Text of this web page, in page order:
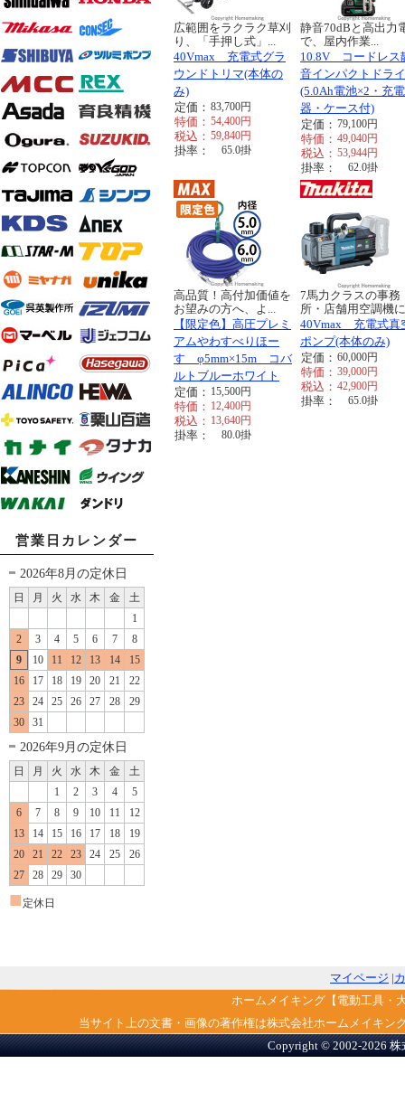
営業日カレンダー
2026年8月の定休日
日 月 火 水 木 金
土
1
2
3 4 5 6 7
8
9
10 11 12 13 14
15
16
17 18 19 20 21
22
23
24 25 26 27 28
29
30
31
2026年9月の定休日
日 月 火 水 木 金
土
1
2 3 4
5
6
7 8 9 10 11
12
13
14 15 16 17 18
19
20
21 22 23 24 25
26
27
28 29 30
■ 定休日
広範囲をラクラク草刈
り、「手押し式」...
40Vmax 充電式グラ
ウンドトリマ(本体の
み)
定価： 83,700円
特価： 54,400円
税込： 59,840円
掛率： 65.0掛
静音70dBと高出力
で、屋内作業...
10.8V コードレス
音インパクトドラ
(5.0Ah電池×2・充電
器・ケース付)
定価： 79,100円
特価： 49,040円
税込： 53,944円
掛率： 62.0掛
高品質！高付加価値を
お望みの方へ、よ...
【限定色】高圧プレミ
アムやわすべりほー
す φ5mm×15m コバ
ルトブルーホワイト
定価： 15,500円
特価： 12,400円
税込： 13,640円
掛率： 80.0掛
7馬力クラスの事務
所・店舗用空調機
40Vmax 充電式真
ポンプ(本体のみ)
定価： 60,000円
特価： 39,000円
税込： 42,900円
掛率： 65.0掛
マイページ |
ホームメイキング【電動工具・
当サイト上の文書・画像の著作権は株式会社ホームメイキ
Copyright © 2002-2026